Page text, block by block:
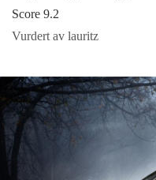
Score 9.2
Vurdert av lauritz